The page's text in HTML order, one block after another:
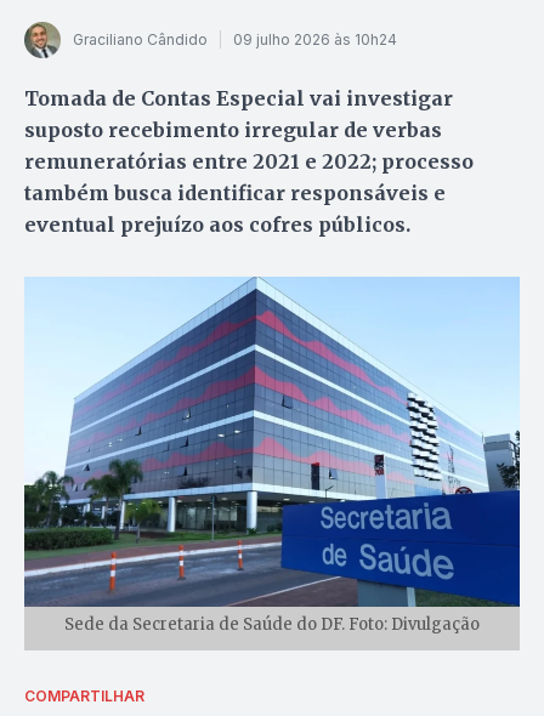
Graciliano Cândido 09 julho 2026 às 10h24
Tomada de Contas Especial vai investigar
suposto recebimento irregular de verbas
remuneratórias entre 2021 e 2022; processo
também busca identificar responsáveis e
eventual prejuízo aos cofres públicos.
Sede da Secretaria de Saúde do DF. Foto: Divulgação
COMPARTILHAR